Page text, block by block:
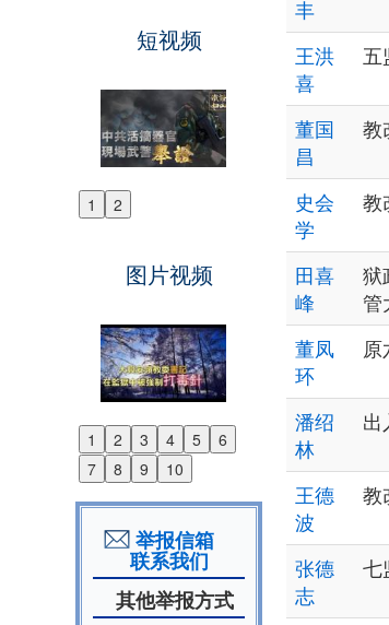
短视频
1 2
Previous
图片视频
1 2 3 4 5
6
7
8 9 10
Previous
Next
举报信箱
联系我们
其他举报方式
丰
王洪
喜
五
董国
昌
教
史会
学
教
田喜
峰
狱
管
董凤
环
潘绍
林
出
王德
波
教
张德
志
七